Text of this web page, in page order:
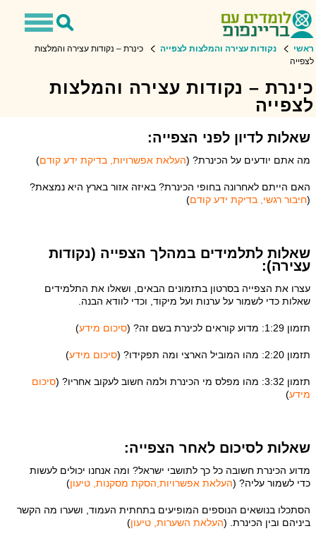
Toggle
Toggle
ראשי נקודות עצירה והמלצות לצפייה
כינרת – נקודות עצירה והמלצות
לצפייה
כינרת – נקודות עצירה והמלצות
לצפייה
שאלות לדיון לפני הצפייה:
מה אתם יודעים על הכינרת? (העלאת אפשרויות, בדיקת ידע קודם)
האם הייתם לאחרונה בחופי הכינרת? באיזה אזור בארץ היא נמצאת?
(חיבור רגשי, בדיקת ידע קודם)
שאלות לתלמידים במהלך הצפייה (נקודות
עצירה):
עצרו את הצפייה בסרטון בתזמונים הבאים, ושאלו את התלמידים
שאלות כדי לשמור על ערנות ועל מיקוד, וכדי לוודא הבנה.
תזמון 1:29: מדוע קוראים לכינרת בשם זה? ( סיכום מידע)
תזמון 2:20: מהו המוביל הארצי ומה תפקידו? ( סיכום מידע)
תזמון 3:32: מהו מפלס מי הכינרת ולמה חשוב לעקוב אחריו? (
סיכום
מידע)
שאלות לסיכום לאחר הצפייה:
מדוע הכינרת חשובה כל כך לתושבי ישראל? ומה אנחנו יכולים לעשות
כדי לשמור עליה? (העלאת אפשרויות,הסקת מסקנות, טיעון)
הסתכלו בנושאים הנוספים המופיעים בתחתית העמוד, ושערו מה הקשר
ביניהם ובין הכינרת. (העלאת השערות, טיעון)